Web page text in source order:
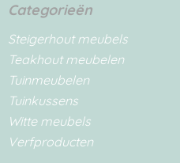
Categorieën
Steigerhout meubels
Teakhout meubelen
Tuinmeubelen
Tuinkussens
Witte meubels
Verfproducten